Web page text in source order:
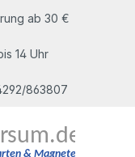
ab 30 €
14 Uhr
863807